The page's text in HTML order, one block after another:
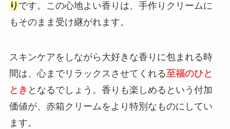
り です。この心地よい香りは、手作りクリームに
もそのまま受け継がれます。
スキンケアをしながら大好きな香りに包まれる時
間は、心までリラックスさせてくれる至福のひと
とき となるでしょう。香りも楽しめるという付加
価値が、赤箱クリームをより特別なものにしてい
ます。